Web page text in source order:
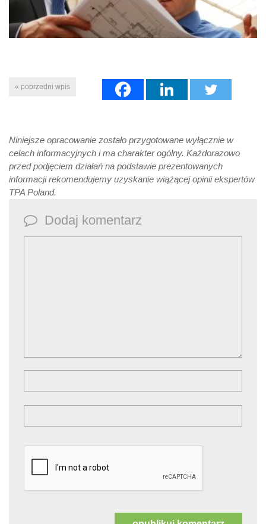
« poprzedni wpis
Niniejsze opracowanie zostało przygotowane wyłącznie w
celach informacyjnych i ma charakter ogólny. Każdorazowo
przed podjęciem działań na podstawie prezentowanych
informacji rekomendujemy uzyskanie wiążącej opinii ekspertów
TPA Poland.
Dodaj komentarz